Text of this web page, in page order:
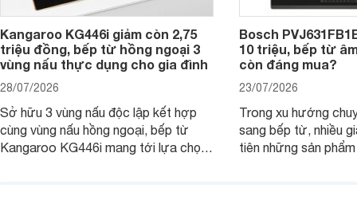
Kangaroo KG446i giảm còn 2,75
triệu đồng, bếp từ hồng ngoại 3
vùng nấu thực dụng cho gia đình
28/07/2026
Sở hữu 3 vùng nấu độc lập kết hợp
cùng vùng nấu hồng ngoại, bếp từ
Kangaroo KG446i mang tới lựa chọn
Bosch
10 triệu, bếp từ
còn đáng mua?
23/07/2026
Trong xu hướng
sang bếp từ, nhiều
tiên những sản